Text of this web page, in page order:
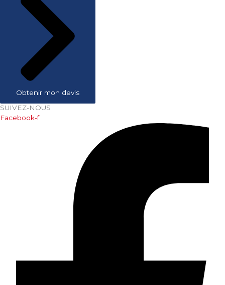
Obtenir mon devis
SUIVEZ-NOUS
Facebook-f